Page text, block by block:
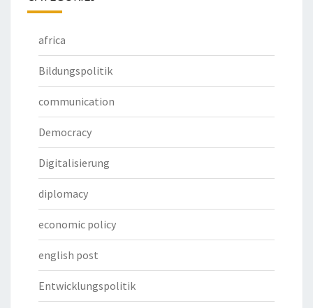
africa
Bildungspolitik
communication
Democracy
Digitalisierung
diplomacy
economic policy
english post
Entwicklungspolitik